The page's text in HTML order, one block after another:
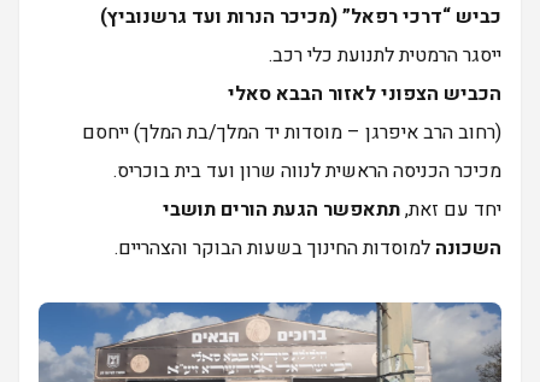
כביש “דרכי רפאל” (מכיכר הנרות ועד גרשנוביץ)
ייסגר הרמטית לתנועת כלי רכב.
הכביש הצפוני לאזור הבבא סאלי
(רחוב הרב איפרגן – מוסדות יד המלך/בת המלך) ייחסם
מכיכר הכניסה הראשית לנווה שרון ועד בית בוכריס.
יחד עם זאת,תתאפשר הגעת הורים תושבי
השכונה למוסדות החינוך בשעות הבוקר והצהריים.